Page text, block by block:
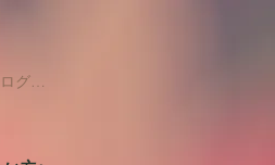
ログイン